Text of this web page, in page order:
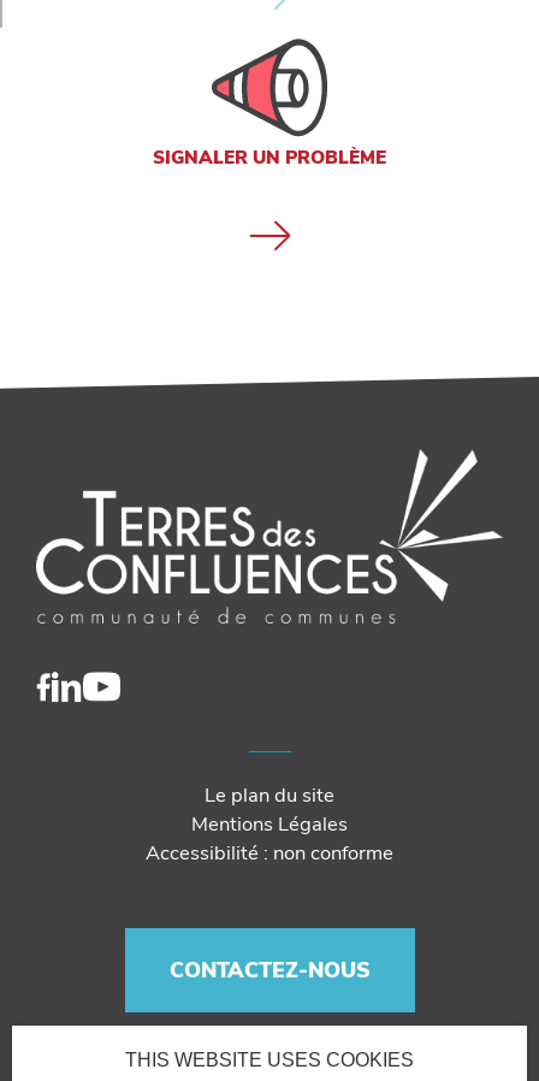
SIGNALER UN PROBLÈME
Le plan du site
Mentions Légales
Accessibilité : non conforme
CONTACTEZ-NOUS
THIS WEBSITE USES COOKIES